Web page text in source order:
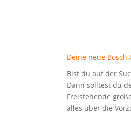
Dei­ne neue
Bist du auf der
Dann soll­test du
Frei­ste­hen­de
alles über die